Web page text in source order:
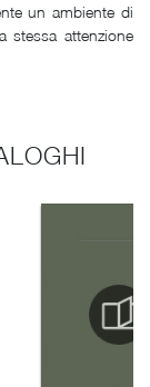
un ambiente di
stessa attenzione